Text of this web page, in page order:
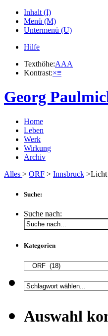
Inhalt (I)
Menü (M)
Untermenü (U)
Hilfe
Texthöhe:AAA
Kontrast:×≡
Georg
Home
Leben
Werk
Wirkung
Archiv
Alles > ORF > Innsbruck >Licht
Suche:
Suche nach:
Kategorien
Auswahl